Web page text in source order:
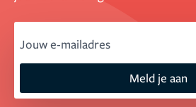
Meld je aan